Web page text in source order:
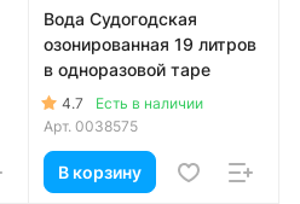
Вода Судогодская
озонированная 19 литров
в одноразовой таре
4.7
Есть в наличии
Арт. 0038575
В корзину